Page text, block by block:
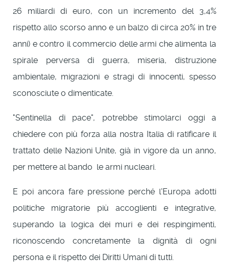
26 miliardi di euro, con un incremento del 3,4%
rispetto allo scorso anno e un balzo di circa 20% in tre
anni) e contro il commercio delle armi che alimenta la
spirale perversa di guerra, miseria, distruzione
ambientale, migrazioni e stragi di innocenti, spesso
sconosciute o dimenticate.
"Sentinella di pace", potrebbe stimolarci oggi a
chiedere con più forza alla nostra Italia di ratificare il
trattato delle Nazioni Unite, già in vigore da un anno,
per mettere al bando le armi nucleari.
E poi ancora fare pressione perché l'Europa adotti
politiche migratorie più accoglienti e integrative,
superando la logica dei muri e dei respingimenti,
riconoscendo concretamente la dignità di ogni
persona e il rispetto dei Diritti Umani di tutti.